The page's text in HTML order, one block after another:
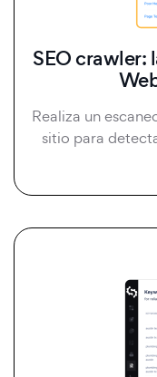
SEO crawler:
Realiza un
sitio para